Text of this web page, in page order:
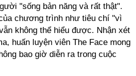
"sống bản năng và rất thật".
chương trình như tiêu chí "vì
không thể hiểu được. Nhận xét
huấn luyện viên The Face mong
bao giờ diễn ra trong cuộc